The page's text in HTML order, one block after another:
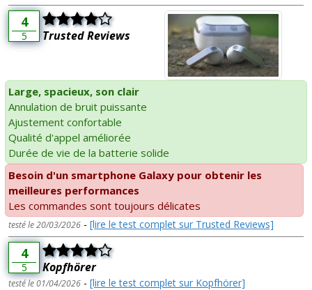
4
5 Trusted Reviews
Large, spacieux, son clair
Annulation de bruit puissante
Ajustement confortable
Qualité d'appel améliorée
Durée de vie de la batterie solide
Besoin d'un smartphone Galaxy pour obtenir les
meilleures performances
Les commandes sont toujours délicates
testé le 20/03/2026 - [lire le test complet sur Trusted Reviews]
4
5 Kopfhörer
testé le 01/04/2026 - [lire le test complet sur Kopfhörer]